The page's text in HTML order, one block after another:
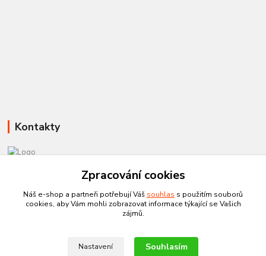
Kontakty
info@czechtherm.cz
Zpracování cookies
Náš e-shop a partneři potřebují Váš souhlas s použitím souborů
cookies, aby Vám mohli zobrazovat informace týkající se Vašich
zájmů.
Nastavení Souhlasím